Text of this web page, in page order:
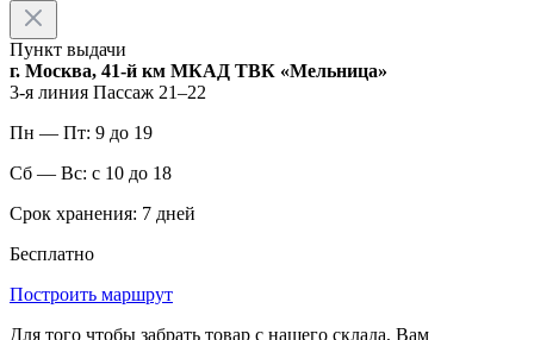
Пункт выдачи
г. Москва, 41-й км МКАД ТВК «Мельница»
3-я линия Пассаж 21–22
Пн — Пт: 9 до 19
Сб — Вс: с 10 до 18
Срок хранения: 7 дней
Бесплатно
Построить маршрут
Для того чтобы забрать товар с нашего склада, Вам